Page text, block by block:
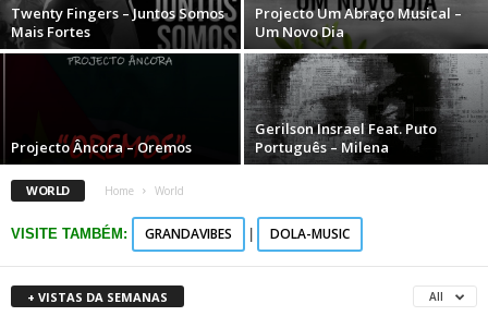
Twenty Fingers – Juntos Somos
Mais Fortes
Projecto Um Abraço Musical –
Um Novo Dia
Projecto Âncora – Oremos
Gerilson Insrael Feat. Puto
Português – Milena
WORLD Home World
VISITE TAMBÉM: GRANDAVIBES DOLA-MUSIC
+ VISTAS DA SEMANAS All